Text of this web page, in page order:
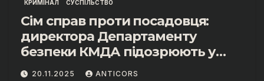
КРИМІНАЛ СУСПІЛЬСТВО
Сім справ проти посадовця:
директора Департаменту
безпеки КМДА підозрюють у
масштабних зловживаннях.
20.11.2025 ANTICORS